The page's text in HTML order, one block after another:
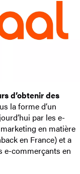
d’obtenir des
la forme d’un
par les e-
en matière
en France) et a
e-commerçants en